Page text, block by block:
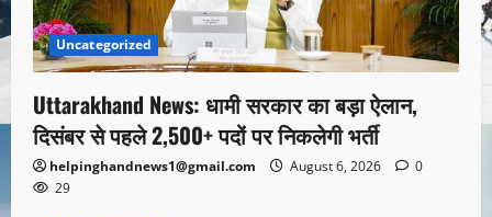
Uncategorized
Uttarakhand News: धामी सरकार का बड़ा ऐलान,
दिसंबर से पहले 2,500+ पदों पर निकलेगी भर्ती
helpinghandnews1@gmail.com August 6, 2026
0
29